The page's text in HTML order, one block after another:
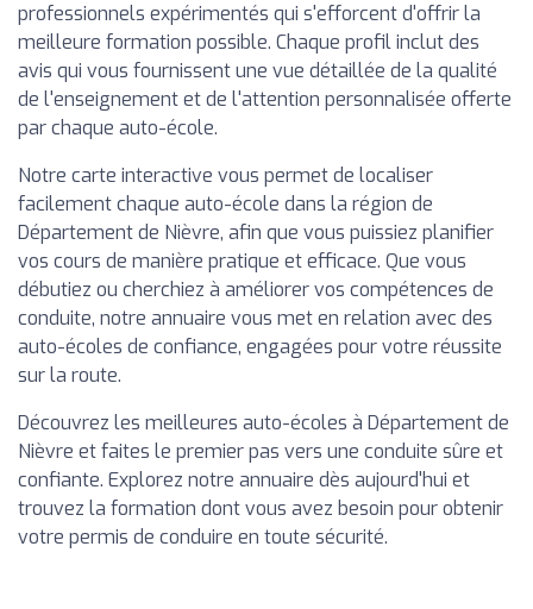
professionnels expérimentés qui s'efforcent d'offrir la
meilleure formation possible. Chaque profil inclut des
avis qui vous fournissent une vue détaillée de la qualité
de l'enseignement et de l'attention personnalisée offerte
par chaque auto-école.
Notre carte interactive vous permet de localiser
facilement chaque auto-école dans la région de
Département de Nièvre, afin que vous puissiez planifier
vos cours de manière pratique et efficace. Que vous
débutiez ou cherchiez à améliorer vos compétences de
conduite, notre annuaire vous met en relation avec des
auto-écoles de confiance, engagées pour votre réussite
sur la route.
Découvrez les meilleures auto-écoles à Département de
Nièvre et faites le premier pas vers une conduite sûre et
confiante. Explorez notre annuaire dès aujourd'hui et
trouvez la formation dont vous avez besoin pour obtenir
votre permis de conduire en toute sécurité.